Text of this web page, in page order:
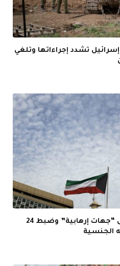
تشدد إجراءاتها وتلغي
الكويت: إحباط مخطط لتمويل “جهات إرهابية” وضبط 24
الجنسية